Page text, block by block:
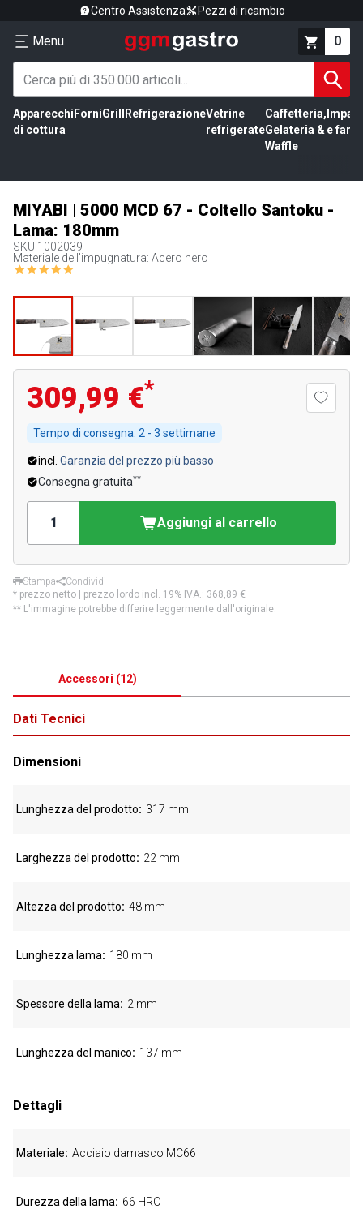
Centro Assistenza Pezzi di ricambio
Menu 0
Apparecchi
di cottura
ForniGrill RefrigerazioneVetrine
refrigerate
Caffetteria,
Gelateria &
Waffle
e
MIYABI | 5000 MCD 67 - Coltello Santoku -
Lama: 180mm
SKU 1002039
Materiale dell'impugnatura: Acero nero
309,99 €*
Tempo di consegna: 2 - 3 settimane
incl. Garanzia del prezzo più basso
Consegna gratuita**
Aggiungi al carrello
Stampa
Condividi
* prezzo netto | prezzo lordo incl. 19% IVA.: 368,89 €
** L'immagine potrebbe differire leggermente dall'originale.
Accessori (12)
Dati Tecnici
Dimensioni
Lunghezza del prodotto 317 mm
Larghezza del prodotto 22 mm
Altezza del prodotto 48 mm
Lunghezza lama 180 mm
Spessore della lama 2 mm
Lunghezza del manico 137 mm
Dettagli
Materiale Acciaio damasco MC66
Durezza della lama 66 HRC